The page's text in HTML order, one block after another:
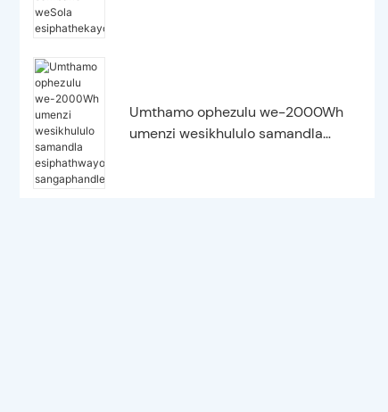
Umthamo ophezulu we-2000Wh
umenzi wesikhululo samandla